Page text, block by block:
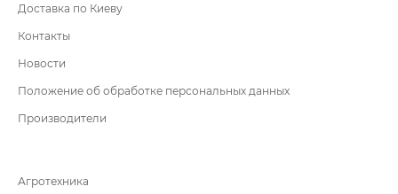
Доставка по Киеву
Контакты
Новости
Положение об обработке персональных данных
Производители
Агротехника